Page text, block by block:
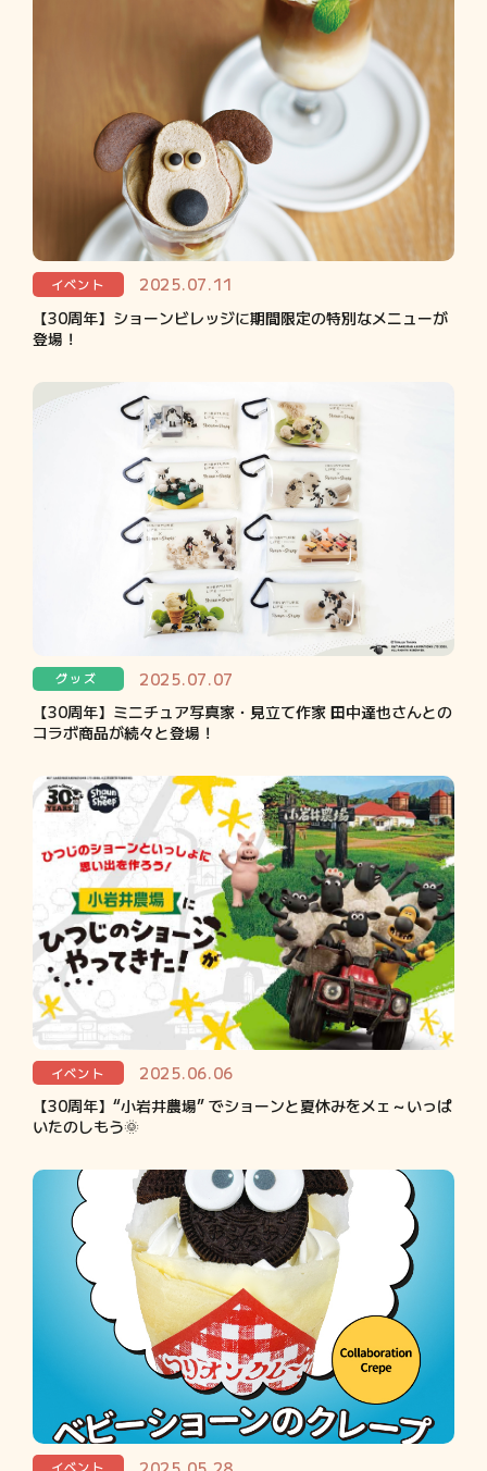
イベント
2025.07.11
【30周年】ショーンビレッジに期間限定の特別なメニューが
登場！
グッズ
2025.07.07
【30周年】ミニチュア写真家・見立て作家 田中達也さんとの
コラボ商品が続々と登場！
イベント
2025.06.06
【30周年】“小岩井農場” でショーンと夏休みをメェ～いっぱ
いたのしもう🌞
イベント